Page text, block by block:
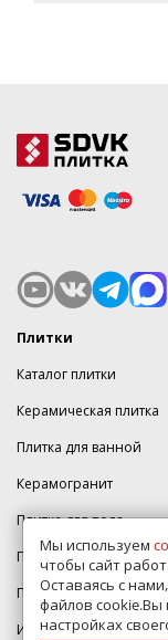
Плитки
Каталог плитки
Керамическая плитка
Плитка для ванной
Керамогранит
Плитка для пола
Плитка для кухни
Плитка для стен
Итальянская плитка
Мы используем
чтобы сайт
Оставаясь с
файлов cookie.Вы
настройках